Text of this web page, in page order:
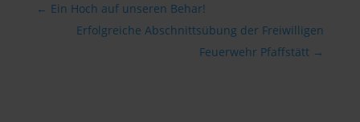
← Ein Hoch auf unseren Behar!
Erfolgreiche Abschnittsübung der Freiwilligen
Feuerwehr Pfaffstätt →